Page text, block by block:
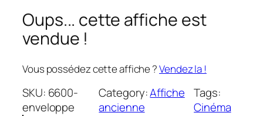
Oups... cette affiche est
vendue !
Vous possédez cette affiche ?Vendez la !
SKU: 6600-
enveloppe
Category:Affiche
ancienne
Tags:
Cinéma